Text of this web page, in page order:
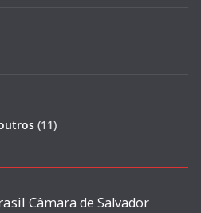
(11)
Câmara de Salvador